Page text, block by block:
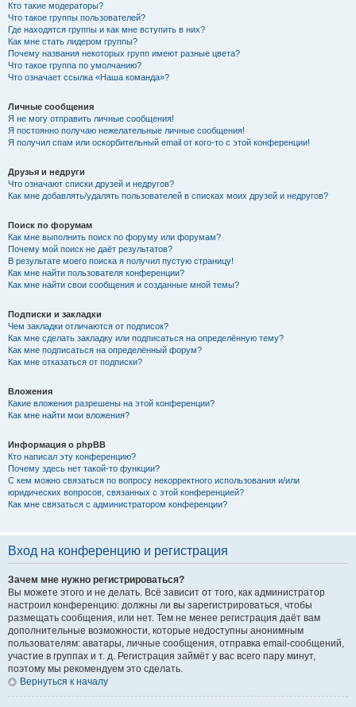
Кто такие модераторы?
Что такое группы пользователей?
Где находятся группы и как мне вступить в них?
Как мне стать лидером группы?
Почему названия некоторых групп имеют разные цвета?
Что такое группа по умолчанию?
Что означает ссылка «Наша команда»?
Личные сообщения
Я не могу отправить личные сообщения!
Я постоянно получаю нежелательные личные сообщения!
Я получил спам или оскорбительный email от кого-то с этой конференции!
Друзья и недруги
Что означают списки друзей и недругов?
Как мне добавлять/удалять пользователей в списках моих друзей и недругов?
Поиск по форумам
Как мне выполнить поиск по форуму или форумам?
Почему мой поиск не даёт результатов?
В результате моего поиска я получил пустую страницу!
Как мне найти пользователя конференции?
Как мне найти свои сообщения и созданные мной темы?
Подписки и закладки
Чем закладки отличаются от подписок?
Как мне сделать закладку или подписаться на определённую тему?
Как мне подписаться на определённый форум?
Как мне отказаться от подписки?
Вложения
Какие вложения разрешены на этой конференции?
Как мне найти мои вложения?
Информация о phpBB
Кто написал эту конференцию?
Почему здесь нет такой-то функции?
С кем можно связаться по вопросу некорректного использования и/или
юридических вопросов, связанных с этой конференцией?
Как мне связаться с администратором конференции?
Вход на конференцию и регистрация
Зачем мне нужно регистрироваться?
Вы можете этого и не делать. Всё зависит от того, как администратор
настроил конференцию: должны ли вы зарегистрироваться, чтобы
размещать сообщения, или нет. Тем не менее регистрация даёт вам
дополнительные возможности, которые недоступны анонимным
пользователям: аватары, личные сообщения, отправка email-сообщений,
участие в группах и т. д. Регистрация займёт у вас всего пару минут,
поэтому мы рекомендуем это сделать.
Вернуться к началу